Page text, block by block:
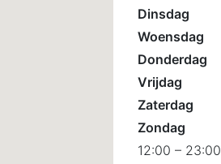
Dinsdag
Woensdag
Donderdag
Vrijdag
Zaterdag
Zondag
12:00 – 23:00